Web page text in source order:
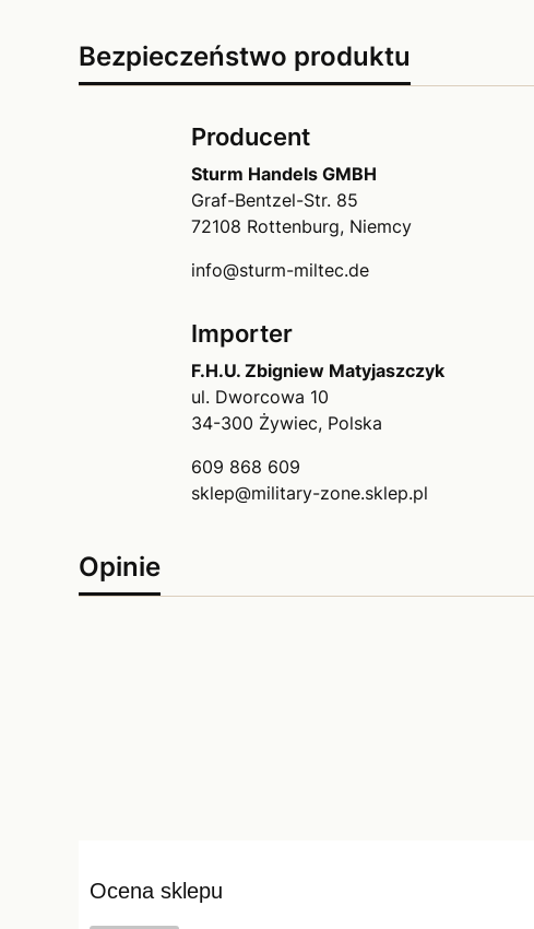
Bezpieczeństwo produktu
Producent
Sturm Handels GMBH
Graf-Bentzel-Str. 85
72108 Rottenburg, Niemcy
info@sturm-miltec.de
Importer
F.H.U. Zbigniew Matyjaszczyk
ul. Dworcowa 10
34-300 Żywiec, Polska
609 868 609
sklep@military-zone.sklep.pl
Opinie
Ocena sklepu